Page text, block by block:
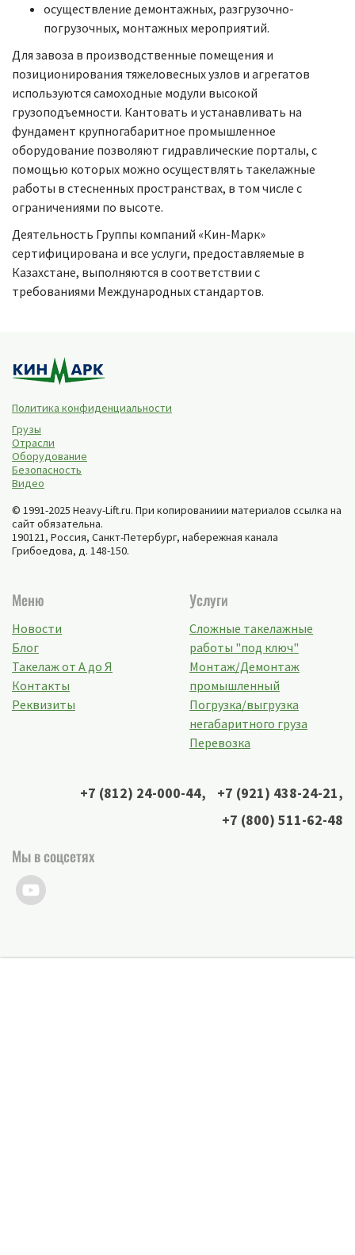
осуществление демонтажных, разгрузочно-
погрузочных, монтажных мероприятий.
Для завоза в производственные помещения и
позиционирования тяжеловесных узлов и агрегатов
используются самоходные модули высокой
грузоподъемности. Кантовать и устанавливать на
фундамент крупногабаритное промышленное
оборудование позволяют гидравлические порталы, с
помощью которых можно осуществлять такелажные
работы в стесненных пространствах, в том числе с
ограничениями по высоте.
Деятельность Группы компаний «Кин-Марк»
сертифицирована и все услуги, предоставляемые в
Казахстане, выполняются в соответствии с
требованиями Международных стандартов.
Политика конфиденциальности
Грузы
Отрасли
Оборудование
Безопасность
Видео
© 1991-2025 Heavy-Lift.ru. При копированиии материалов ссылка на
сайт обязательна.
190121, Россия, Санкт-Петербург, набережная канала
Грибоедова, д. 148-150.
Меню
Новости
Блог
Такелаж от А до Я
Контакты
Реквизиты
Услуги
Сложные такелажные
работы "под ключ"
Монтаж/Демонтаж
промышленный
Погрузка/выгрузка
негабаритного груза
Перевозка
+7 (812) 24-000-44, +7 (921) 438-24-21,
+7 (800) 511-62-48
Мы в соцсетях